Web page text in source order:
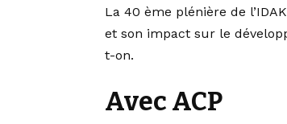
La 40 ème plénière de
et son impact sur le
t-on.
Avec ACP